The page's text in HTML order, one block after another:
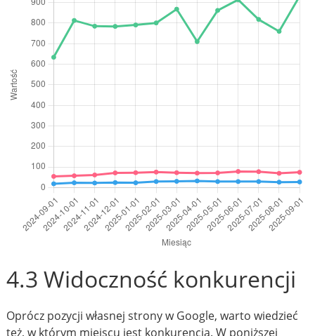
4.3 Widoczność konkurencji
Oprócz pozycji własnej strony w Google, warto wiedzieć
też, w którym miejscu jest konkurencja. W poniższej